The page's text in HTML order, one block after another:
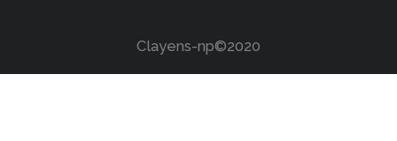
Clayens-np©2020